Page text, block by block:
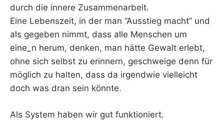
durch die innere Zusammenarbeit.
Eine Lebenszeit, in der man “Ausstieg macht” und
als gegeben nimmt, dass alle Menschen um
eine_n herum, denken, man hätte Gewalt erlebt,
ohne sich selbst zu erinnern, geschweige denn für
möglich zu halten, dass da irgendwie vielleicht
doch was dran sein könnte.
Als System haben wir gut funktioniert.